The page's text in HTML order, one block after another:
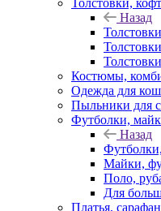
Толстовки,
Назад
Костюмы,
Одежда для
Пыльники для
Футболки,
Назад
Майки,
Поло,
Для
Платья,